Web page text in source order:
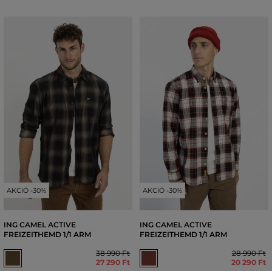
AKCIÓ -30%
ING CAMEL ACTIVE
FREIZEITHEMD 1/1 ARM
38 990 Ft
27 290 Ft
AKCIÓ -30%
ING CAMEL ACTIVE
FREIZEITHEMD 1/1 ARM
28 990 Ft
20 290 Ft